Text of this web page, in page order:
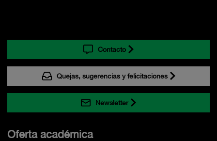
Contacto
Quejas, sugerencias y felicitaciones
Newsletter
Oferta académica